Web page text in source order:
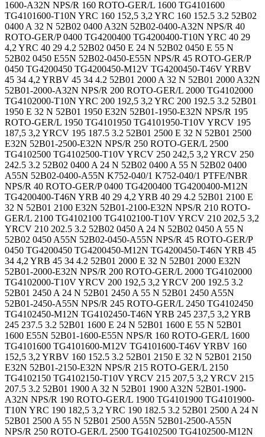
1600-A32N NPS/R 160 ROTO-GER/L 1600 TG4101600
TG4101600-T10N YRC 160 152,5 3,2 YRC 160 152.5 3.2 52B02
0400 A 32 N 52B02 0400 A32N 52B02-0400-A32N NPS/R 40
ROTO-GER/P 0400 TG4200400 TG4200400-T10N YRC 40 29
4,2 YRC 40 29 4.2 52B02 0450 E 24 N 52B02 0450 E 55 N
52B02 0450 E55N 52B02-0450-E55N NPS/R 45 ROTO-GER/P
0450 TG4200450 TG4200450-M12V TG4200450-T46V YRBV
45 34 4,2 YRBV 45 34 4.2 52B01 2000 A 32 N 52B01 2000 A32N
52B01-2000-A32N NPS/R 200 ROTO-GER/L 2000 TG4102000
TG4102000-T10N YRC 200 192,5 3,2 YRC 200 192.5 3.2 52B01
1950 E 32 N 52B01 1950 E32N 52B01-1950-E32N NPS/R 195
ROTO-GER/L 1950 TG4101950 TG4101950-T10V YRCV 195
187,5 3,2 YRCV 195 187.5 3.2 52B01 2500 E 32 N 52B01 2500
E32N 52B01-2500-E32N NPS/R 250 ROTO-GER/L 2500
TG4102500 TG4102500-T10V YRCV 250 242,5 3,2 YRCV 250
242.5 3.2 52B02 0400 A 24 N 52B02 0400 A 55 N 52B02 0400
A55N 52B02-0400-A55N K752-040/1 K752-040/1 PTFE/NBR
NPS/R 40 ROTO-GER/P 0400 TG4200400 TG4200400-M12N
TG4200400-T46N YRB 40 29 4,2 YRB 40 29 4.2 52B01 2100 E
32 N 52B01 2100 E32N 52B01-2100-E32N NPS/R 210 ROTO-
GER/L 2100 TG4102100 TG4102100-T10V YRCV 210 202,5 3,2
YRCV 210 202.5 3.2 52B02 0450 A 24 N 52B02 0450 A 55 N
52B02 0450 A55N 52B02-0450-A55N NPS/R 45 ROTO-GER/P
0450 TG4200450 TG4200450-M12N TG4200450-T46N YRB 45
34 4,2 YRB 45 34 4.2 52B01 2000 E 32 N 52B01 2000 E32N
52B01-2000-E32N NPS/R 200 ROTO-GER/L 2000 TG4102000
TG4102000-T10V YRCV 200 192,5 3,2 YRCV 200 192.5 3.2
52B01 2450 A 24 N 52B01 2450 A 55 N 52B01 2450 A55N
52B01-2450-A55N NPS/R 245 ROTO-GER/L 2450 TG4102450
TG4102450-M12N TG4102450-T46N YRB 245 237,5 3,2 YRB
245 237.5 3.2 52B01 1600 E 24 N 52B01 1600 E 55 N 52B01
1600 E55N 52B01-1600-E55N NPS/R 160 ROTO-GER/L 1600
TG4101600 TG4101600-M12V TG4101600-T46V YRBV 160
152,5 3,2 YRBV 160 152.5 3.2 52B01 2150 E 32 N 52B01 2150
E32N 52B01-2150-E32N NPS/R 215 ROTO-GER/L 2150
TG4102150 TG4102150-T10V YRCV 215 207,5 3,2 YRCV 215
207.5 3.2 52B01 1900 A 32 N 52B01 1900 A32N 52B01-1900-
A32N NPS/R 190 ROTO-GER/L 1900 TG4101900 TG4101900-
T10N YRC 190 182,5 3,2 YRC 190 182.5 3.2 52B01 2500 A 24 N
52B01 2500 A 55 N 52B01 2500 A55N 52B01-2500-A55N
NPS/R 250 ROTO-GER/L 2500 TG4102500 TG4102500-M12N